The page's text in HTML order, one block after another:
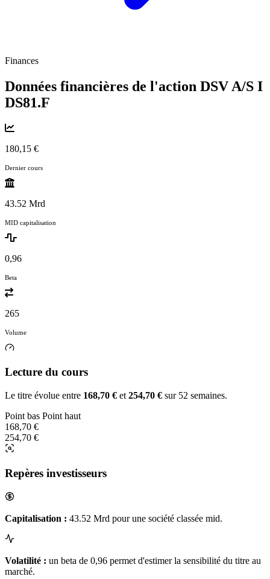
Finances
Données financières de l'action DSV A/S I
DS81.F
180,15 €
Dernier cours
43.52 Mrd
MID capitalisation
0,96
Beta
265
Volume
Lecture du cours
Le titre évolue entre 168,70 € et 254,70 € sur 52 semaines.
Point bas Point haut
168,70 €
254,70 €
Repères investisseurs
Capitalisation : 43.52 Mrd pour une société classée mid.
Volatilité : un beta de 0,96 permet d'estimer la sensibilité du titre au
marché.